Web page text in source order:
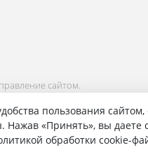
пользования сайтом,
«Принять», вы даете
обработки cookie-
сайтом.